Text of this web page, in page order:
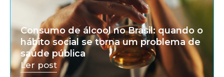
Consumo de álcool no Brasil: quando o
hábito social se torna um problema de
saúde pública
Ler post